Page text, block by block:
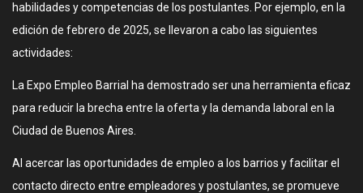
habilidades y competencias de los postulantes. Por ejemplo, en la
edición de febrero de 2025, se llevaron a cabo las siguientes
actividades:
La Expo Empleo Barrial ha demostrado ser una herramienta eficaz
para reducir la brecha entre la oferta y la demanda laboral en la
Ciudad de Buenos Aires.
Al acercar las oportunidades de empleo a los barrios y facilitar el
contacto directo entre empleadores y postulantes, se promueve